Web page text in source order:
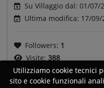
Su Villaggio dal: 01/07/
Ultima modifica: 17/09/
Followers: 1
Visite: 388
Utilizziamo cookie tecnici
sito e cookie funzionali